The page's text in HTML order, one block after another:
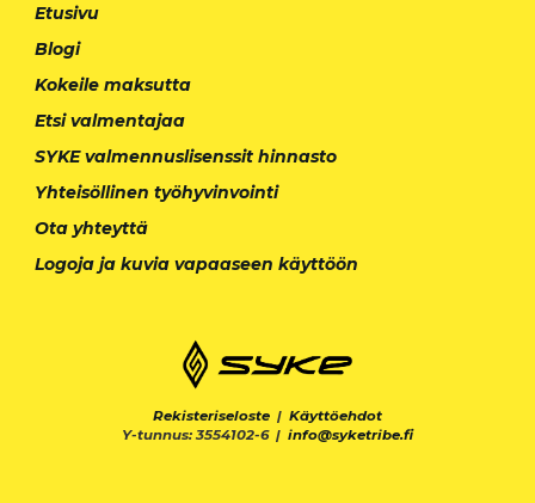
Etusivu
Blogi
Kokeile maksutta
Etsi valmentajaa
SYKE valmennuslisenssit hinnasto
Yhteisöllinen työhyvinvointi
Ota yhteyttä
Logoja ja kuvia vapaaseen käyttöön
Rekisteriseloste | Käyttöehdot
Y-tunnus: 3554102-6 | info@syketribe.fi